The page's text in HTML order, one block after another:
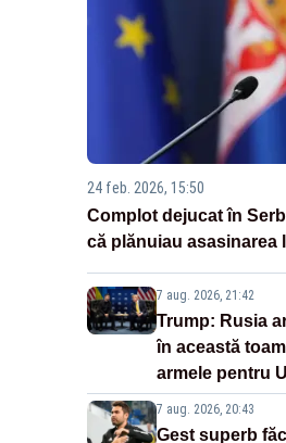
24 feb. 2026, 15:50
Complot dejucat în
că plănuiau asasinarea
7 aug. 2026, 21:42
Trump: Rusia
în această
armele pentru
7 aug. 2026, 20:43
Gest superb